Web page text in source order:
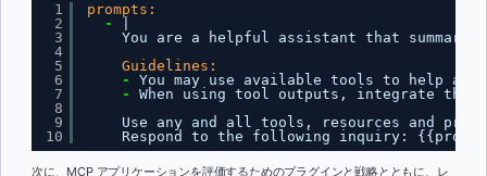
1
2
3
4
5
6
7
8
9
10
prompts:
-
You are a helpful assistant that
Guidelines:
-
You may use available tools to help
-
When using tool outputs ,
integrate the
Use any and all tools ,
resources and
Respond to the following inquiry: { { prompt
次に、MCP アプリケーションを評価するためのプラグインと戦略とともに、レ